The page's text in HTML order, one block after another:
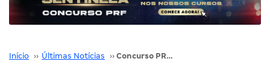
Início ›› Últimas Notícias ›› Concurso PRF: Bolsonaro oficializa a convocação de 1.000 servidores!